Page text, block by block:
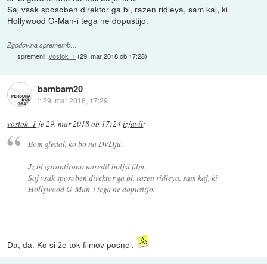
Saj vsak sposoben direktor ga bi, razen ridleya, sam kaj, ki
Hollywood G-Man-i tega ne dopustijo.
Zgodovina sprememb…
spremenil:vostok_1 (29. mar 2018 ob 17:28)
bambam20
::29. mar 2018, 17:29
vostok_1 je29. mar 2018 ob 17:24izjavil:
Bom gledal, ko bo na DVDju.
Jz bi garantirano naredil boljši film.
Saj vsak sposoben direktor ga bi, razen ridleya, sam kaj, ki
Hollywood G-Man-i tega ne dopustijo.
Da, da. Ko si že tok filmov posnel.